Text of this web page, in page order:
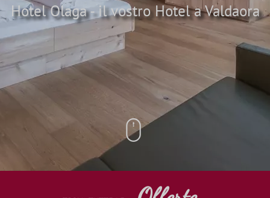
Hotel Olaga - il vostro Hotel a Valdaora